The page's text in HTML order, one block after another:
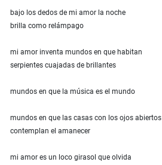
bajo los dedos de mi amor la noche
brilla como relámpago
mi amor inventa mundos en que habitan
serpientes cuajadas de brillantes
mundos en que la música es el mundo
mundos en que las casas con los ojos abiertos
contemplan el amanecer
mi amor es un loco girasol que olvida